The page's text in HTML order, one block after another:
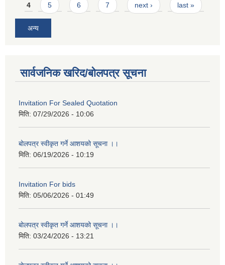
4 5 6 7 next › last »
अन्य
सार्वजनिक खरिद/बोलपत्र सूचना
Invitation For Sealed Quotation
मिति: 07/29/2026 - 10:06
बोलपत्र स्वीकृत गर्ने आशयको सूचना ।।
मिति: 06/19/2026 - 10:19
Invitation For bids
मिति: 05/06/2026 - 01:49
बोलपत्र स्वीकृत गर्ने आशयको सूचना ।।
मिति: 03/24/2026 - 13:21